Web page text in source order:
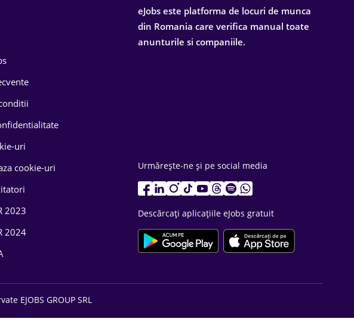
uri
cookie-uri
2023
2024
eJobs este platforma de locuri de munca
din Romania care verifica manual toate
anunturile si companiile.
Urmărește-ne și pe social media
Descărcați aplicațiile eJobs gratuit
EJOBS GROUP SRL